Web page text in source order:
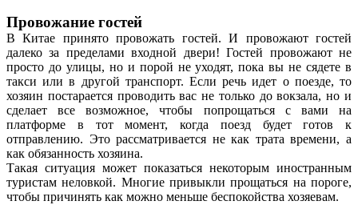
Провожание гостей
В Китае принято провожать гостей. И провожают гостей
далеко за пределами входной двери! Гостей провожают не
просто до улицы, но и порой не уходят, пока вы не сядете в
такси или в другой транспорт. Если речь идет о поезде, то
хозяин постарается проводить вас не только до вокзала, но и
сделает все возможное, чтобы попрощаться с вами на
платформе в тот момент, когда поезд будет готов к
отправлению. Это рассматривается не как трата времени, а
как обязанность хозяина.
Такая ситуация может показаться некоторым иностранным
туристам неловкой. Многие привыкли прощаться на пороге,
чтобы причинять как можно меньше беспокойства хозяевам.